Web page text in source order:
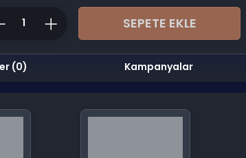
SEPETE EKLE
Değerlendirmeler (0) Kampanyalar